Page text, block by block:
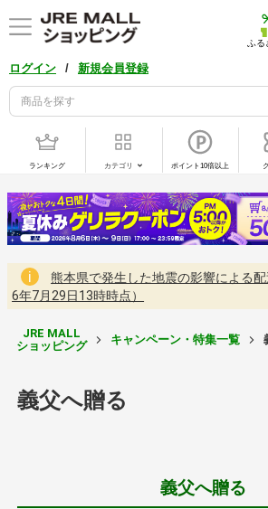
ログイン / 新規会員登録
ふ
ランキング カテゴリ ポイント10倍以上
熊本県で発生した地震の影響による
6年7月29日13時時点）
JRE MALL
ショッピング
キャンペーン・特集一覧
義父へ贈る
義父へ贈る